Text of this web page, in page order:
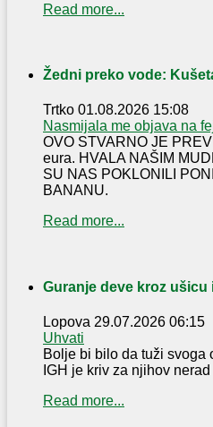
Read more...
Žedni preko vode:
Trtko 01.08.2026 15:08
Nasmijala me objava na
OVO STVARNO JE
eura. HVALA NAŠIM
SU NAS POKLONILI
BANANU.
Read more...
Guranje deve kroz ušicu
Lopova 29.07.2026 06:15
Uhvati
Bolje bi bilo da tuži svoga
IGH je kriv za njihov
Read more...